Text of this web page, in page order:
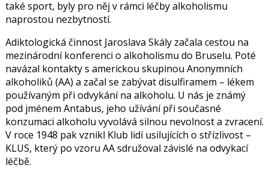
také sport, byly pro něj v rámci léčby alkoholismu
naprostou nezbytností.
Adiktologická činnost Jaroslava Skály začala cestou na
mezinárodní konferenci o alkoholismu do Bruselu. Poté
navázal kontakty s americkou skupinou Anonymních
alkoholiků (AA) a začal se zabývat disulfiramem – lékem
používaným při odvykání na alkoholu. U nás je známý
pod jménem Antabus, jeho užívání při současné
konzumaci alkoholu vyvolává silnou nevolnost a zvracení.
V roce 1948 pak vznikl Klub lidí usilujících o střízlivost –
KLUS, který po vzoru AA sdružoval závislé na odvykací
léčbě.